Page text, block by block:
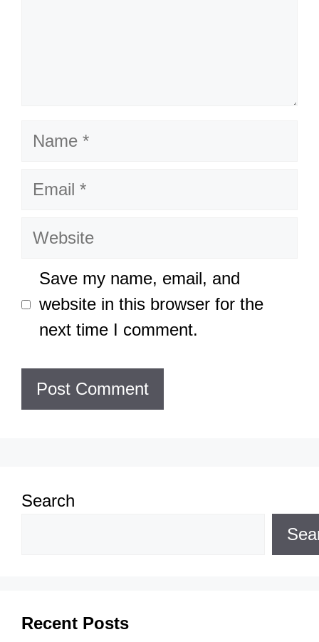
Name
Email
Website
Save my name, email, and
website in this browser for the
next time I comment.
Search
Recent Posts